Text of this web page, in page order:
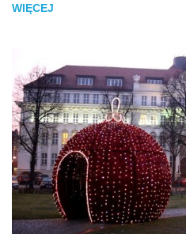
WIĘCEJ